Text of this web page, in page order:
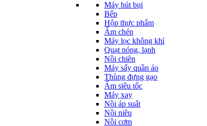
Máy hút bụi
Bếp
Hộp thực phẩm
Ấm chén
Máy lọc không khí
Quạt nóng, lạnh
Nồi chiên
Máy sấy quần áo
Thùng đựng gạo
Ấm siêu tốc
Máy xay
Nồi áp suất
Nồi niêu
Nồi cơm